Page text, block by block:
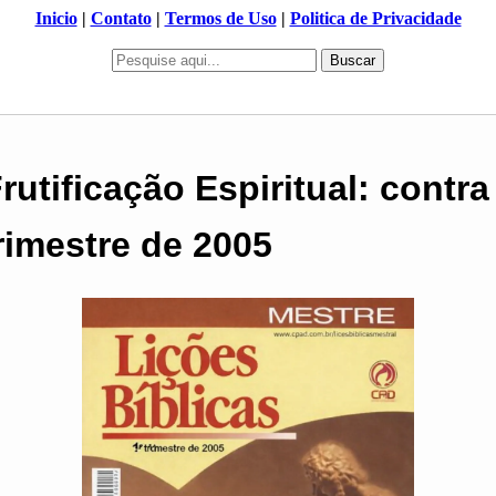
Inicio| Contato| Termos de Uso| Politica de Privacidade
Buscar
Espiritual:
de 2005